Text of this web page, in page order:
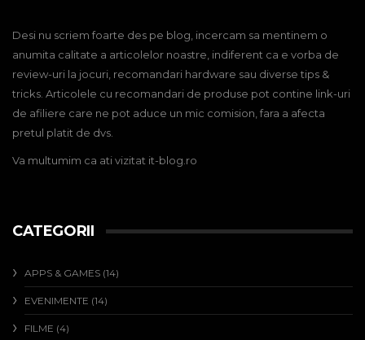
Desi nu scriem foarte des pe blog, incercam sa mentinem o
anumita calitate a articolelor noastre, indiferent ca e vorba de
review-uri la jocuri, recomandari hardware sau diverse tips &
tricks. Articolele cu recomandari de produse pot contine link-uri
de afiliere care ne pot aduce un mic comision, fara a afecta
pretul platit de dvs.
Va multumim ca ati vizitat it-blog.ro
CATEGORII
APPS & GAMES (14)
EVENIMENTE (14)
FILME (4)